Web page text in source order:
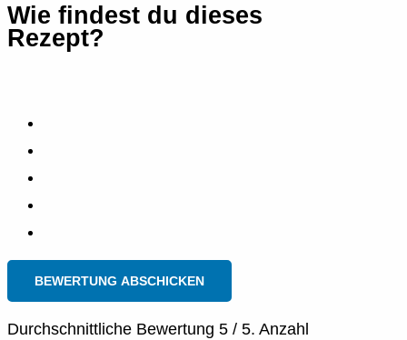
Wie findest du dieses
Rezept?
BEWERTUNG ABSCHICKEN
Durchschnittliche Bewertung 5 / 5. Anzahl